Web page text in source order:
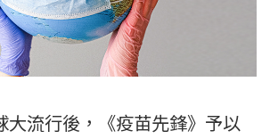
大流行後，《疫苗先鋒》予以